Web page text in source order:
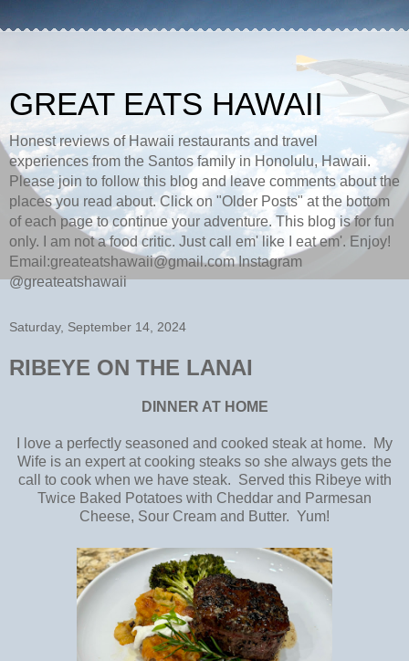
GREAT EATS HAWAII
Honest reviews of Hawaii restaurants and travel
experiences from the Santos family in Honolulu, Hawaii.
Please join to follow this blog and leave comments about the
places you read about. Click on "Older Posts" at the bottom
of each page to continue your adventure. This blog is for fun
only. I am not a food critic. Just call em' like I eat em'. Enjoy!
Email:greateatshawaii@gmail.com Instagram
@greateatshawaii
Saturday, September 14, 2024
RIBEYE ON THE LANAI
DINNER AT HOME
I love a perfectly seasoned and cooked steak at home. My
Wife is an expert at cooking steaks so she always gets the
call to cook when we have steak. Served this Ribeye with
Twice Baked Potatoes with Cheddar and Parmesan
Cheese, Sour Cream and Butter. Yum!